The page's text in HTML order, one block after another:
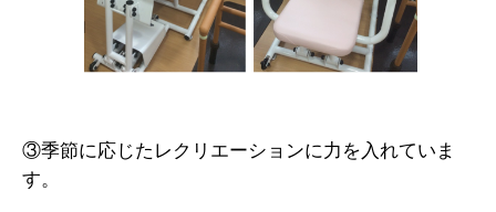
③季節に応じたレクリエーションに力を入れていま
す。